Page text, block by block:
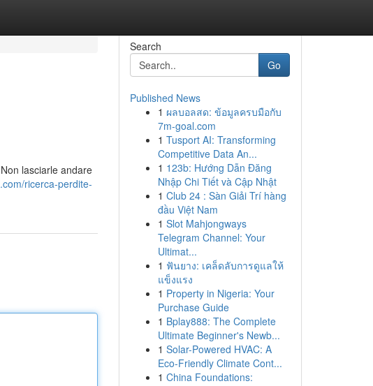
lasciarle andare
ricerca-perdite-
Search
Go
Published News
1 ผลบอลสด: ข้อมูลครบมือกับ
7m-goal.com
1 Tusport AI: Transforming
Competitive Data An...
1 123b: Hướng Dẫn Đăng
Nhập Chi Tiết và Cập Nhật
1 Club 24 : Sàn Giải Trí hàng
đầu Việt Nam
1 Slot Mahjongways
Telegram Channel: Your
Ultimat...
1 ฟันยาง: เคล็ดลับการดูแลให้
แข็งแรง
1 Property in Nigeria: Your
Purchase Guide
1 Bplay888: The Complete
Ultimate Beginner's Newb...
1 Solar-Powered HVAC: A
Eco-Friendly Climate Cont...
1 China Foundations: